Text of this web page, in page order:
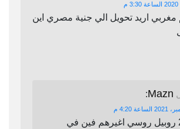
درهم مغربي اريد تحويل الي جنية مصري اين
Mazn
:
معايا 20000 روبيل روسي اغيرهم فين في